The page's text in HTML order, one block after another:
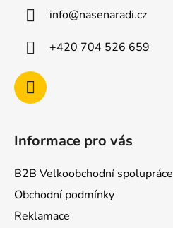
info@nasenaradi.cz
+420 704 526 659
Informace pro vás
B2B Velkoobchodní spolupráce
Obchodní podmínky
Reklamace